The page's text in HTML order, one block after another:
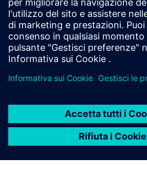
Offerta: controllo accessi video CERTAS
Prerequisiti